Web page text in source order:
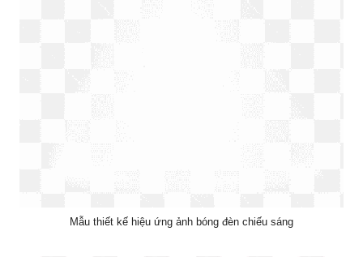
Mẫu thiết kế hiệu ứng ảnh bóng đèn chiếu sáng